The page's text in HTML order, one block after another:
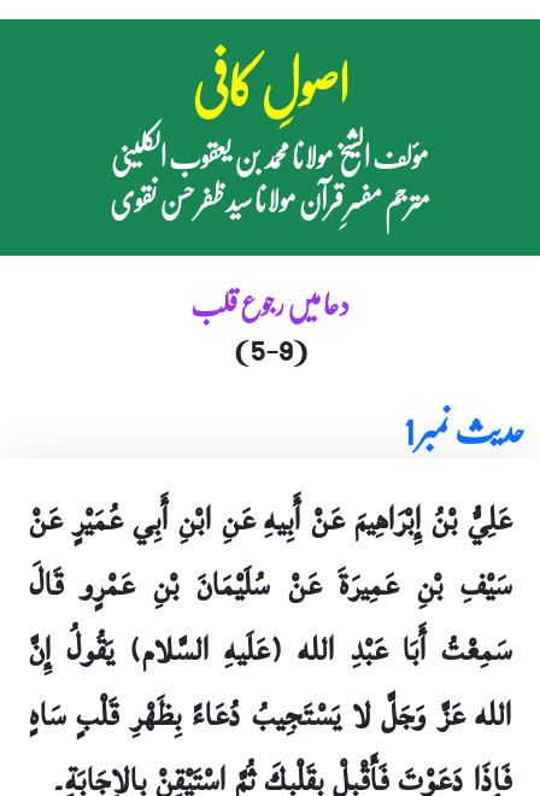
اصولِ کافی
مؤلف الشیخ مولانا محمد بن یعقوب الکلینی
مترجم مفسرِ قرآن مولانا سید ظفر حسن نقوی
دعا میں رجوع قلب
(5-9)
حدیث نمبر 1
عَلِيُّ بْنُ إِبْرَاهِيمَ عَنْ أَبِيهِ عَنِ ابْنِ أَبِي عُمَيْرٍ عَنْ
سَيْفِ بْنِ عَمِيرَةَ عَنْ سُلَيْمَانَ بْنِ عَمْرٍو قَالَ
سَمِعْتُ أَبَا عَبْدِ الله (عَلَيهِ السَّلام) يَقُولُ إِنَّ
الله عَزَّ وَجَلَّ لا يَسْتَجِيبُ دُعَاءً بِظَهْرِ قَلْبٍ سَاهٍ
فَإِذَا دَعَوْتَ فَأَقْبِلْ بِقَلْبِكَ ثُمَّ اسْتَيْقِنْ بِالإجَابَةِ۔